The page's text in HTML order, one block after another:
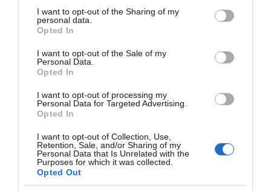
not limited to your visit or usage behaviour. You may click to
grant or deny consent to Google and its third-party tags to
use your data for below specified purposes in below Google
consent section.
I want to opt-out of the Sharing of my
personal data.
Opted In
I want to opt-out of the Sale of my
Personal Data.
Opted In
I want to opt-out of processing my
Personal Data for Targeted Advertising.
Opted In
I want to opt-out of Collection, Use,
Retention, Sale, and/or Sharing of my
Personal Data that Is Unrelated with the
Purposes for which it was collected.
Opted Out
Νέο σοβαρό τροχαίο στην Εύβοια:
Τούμπαρε αυτοκίνητο
06.08.2026 | 20:00
Έσπασαν πιάτα στο κεφάλι του
Αταμάν – Βίντεο από τη Σύμη
06.08.2026 | 19:40
Φωτιά στη Σκύρο: Συνεχίζει να
καίει στο Νησί, συγκλονιστική
μαρτυρία – Νέες εικόνες και
βίντεο
Ελλάδα: Νέες
επενδύσεις 1 δισ. έως
το 2028 για την
Ενέργεια
Φωτιά στη Δυτική
Αττική: Αυτά είναι τα
μέτρα ενίσχυσης των